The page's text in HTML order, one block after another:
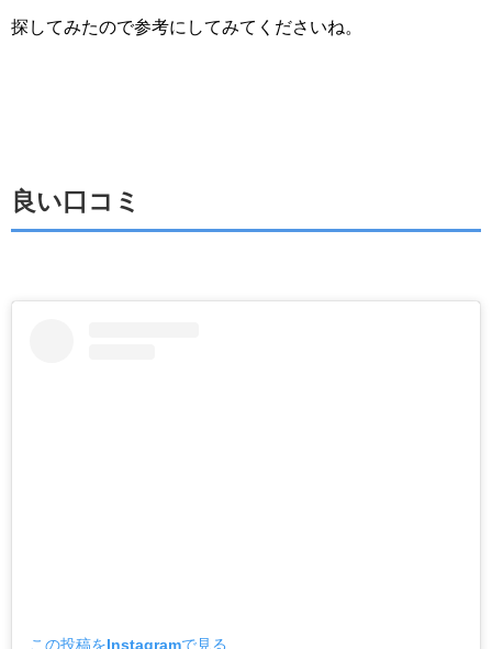
探してみたので参考にしてみてくださいね。
良い口コミ
この投稿をInstagramで見る